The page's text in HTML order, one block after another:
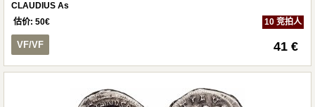
CLAUDIUS As
估价: 50€ 10 竞拍人
VF/VF 41 €